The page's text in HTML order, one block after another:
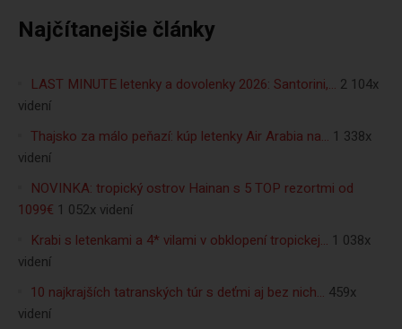
Najčítanejšie články
LAST MINUTE letenky a dovolenky 2026: Santorini,… 2 104x
videní
Thajsko za málo peňazí: kúp letenky Air Arabia na… 1 338x
videní
NOVINKA: tropický ostrov Hainan s 5 TOP rezortmi od
1099€ 1 052x videní
Krabi s letenkami a 4* vilami v obklopení tropickej… 1 038x
videní
10 najkrajších tatranských túr s deťmi aj bez nich… 459x
videní